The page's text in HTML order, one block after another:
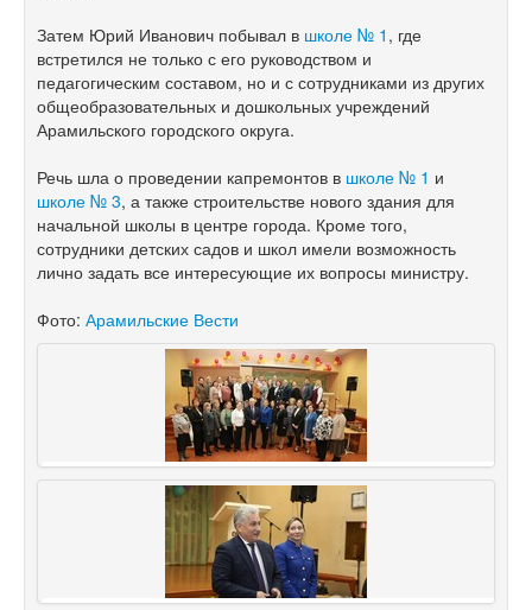
Затем Юрий Иванович побывал в школе № 1 , где
встретился не только с его руководством и
педагогическим составом, но и с сотрудниками из других
общеобразовательных и дошкольных учреждений
Арамильского городского округа.
Речь шла о проведении капремонтов в школе № 1 и
школе № 3, а также строительстве нового здания для
начальной школы в центре города. Кроме того,
сотрудники детских садов и школ имели возможность
лично задать все интересующие их вопросы министру.
Фото: Арамильские Вести